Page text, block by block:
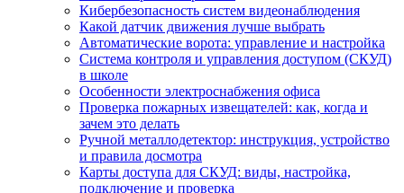
Кибербезопасность систем видеонаблюдения
Какой датчик движения лучше выбрать
Автоматические ворота: управление и настройка
Система контроля и управления доступом (СКУД)
в школе
Особенности электроснабжения офиса
Проверка пожарных извещателей: как, когда и
зачем это делать
Ручной металлодетектор: инструкция, устройство
и правила досмотра
Карты доступа для СКУД: виды, настройка,
подключение и проверка